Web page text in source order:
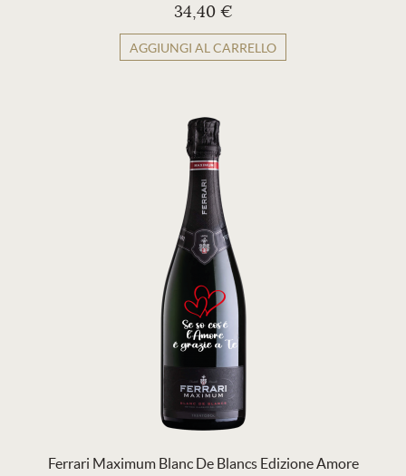
34,40 €
AGGIUNGI AL CARRELLO
Ferrari Maximum Blanc De Blancs Edizione Amore